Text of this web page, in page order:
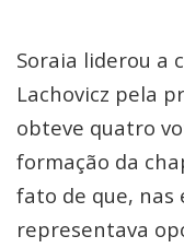
Soraia liderou a
Lachovicz pela
obteve quatro
formação da
fato de que, nas
representava